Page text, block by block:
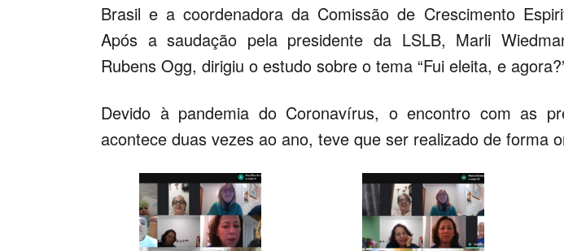
Brasil e a coordenadora da Comissão de Crescimento
Após a saudação pela presidente da LSLB, Marli
Rubens Ogg, dirigiu o estudo sobre o tema “Fui eleita, e
Devido à pandemia do Coronavírus, o encontro com as
acontece duas vezes ao ano, teve que ser realizado de forma